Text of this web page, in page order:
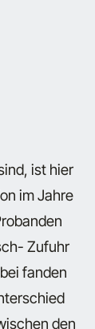
ist hier
im Jahre
Zufuhr
fanden
den